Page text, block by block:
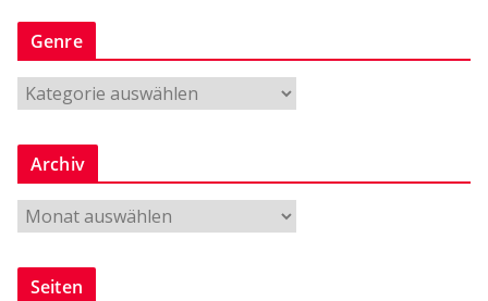
Genre
G
n
e
Archiv
c
Seiten